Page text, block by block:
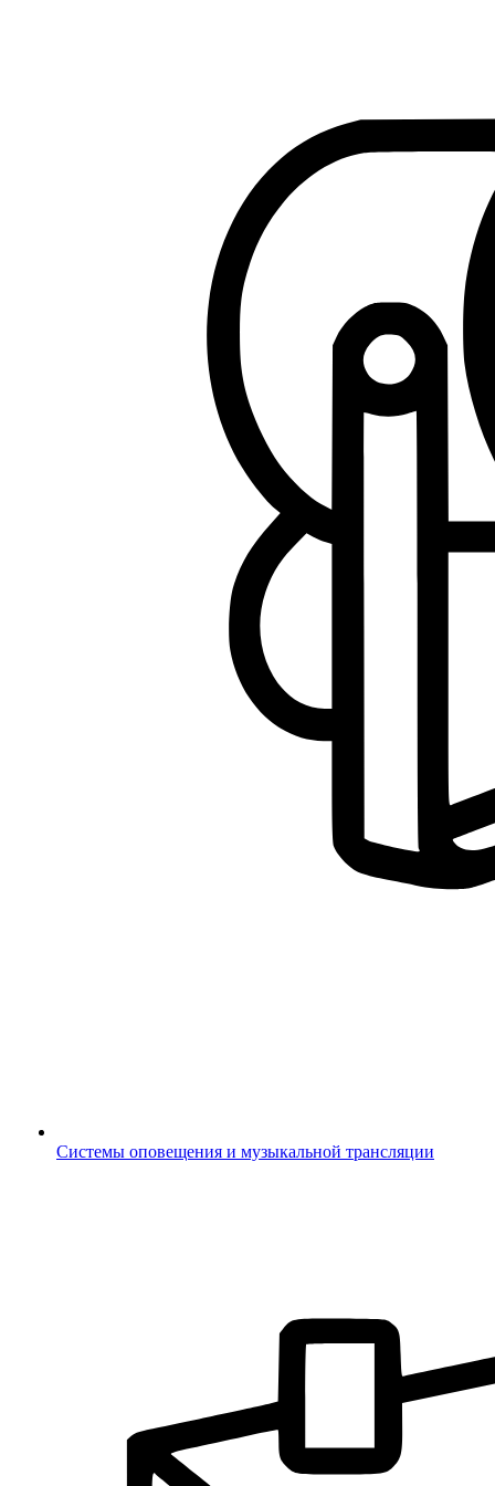
Системы оповещения и музыкальной трансляции